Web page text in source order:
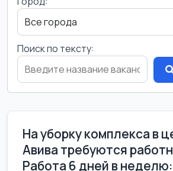
Поиск по тексту:
На уборку комплекса в
Авива требуются
Работа 6 дней в